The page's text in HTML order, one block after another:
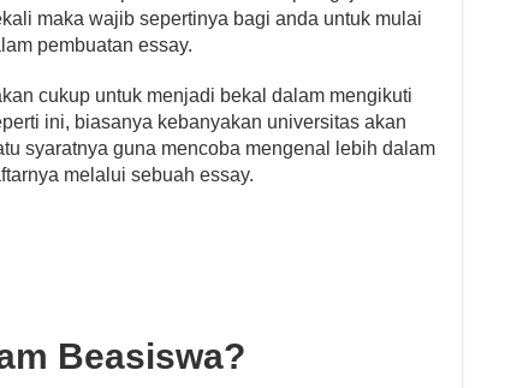
maka wajib sepertinya bagi anda untuk mulai
pembuatan essay.
cukup untuk menjadi bekal dalam mengikuti
ini, biasanya kebanyakan universitas akan
syaratnya guna mencoba mengenal lebih dalam
melalui sebuah essay.
Beasiswa?